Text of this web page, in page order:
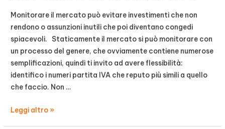
Monitorare il mercato può evitare investimenti che non
rendono o assunzioni inutili che poi diventano congedi
spiacevoli. Staticamente il mercato si può monitorare con
un processo del genere, che ovviamente contiene numerose
semplificazioni, quindi ti invito ad avere flessibilità:
identifico i numeri partita IVA che reputo più simili a quello
che faccio. Non …
Evitare
Leggi altro »